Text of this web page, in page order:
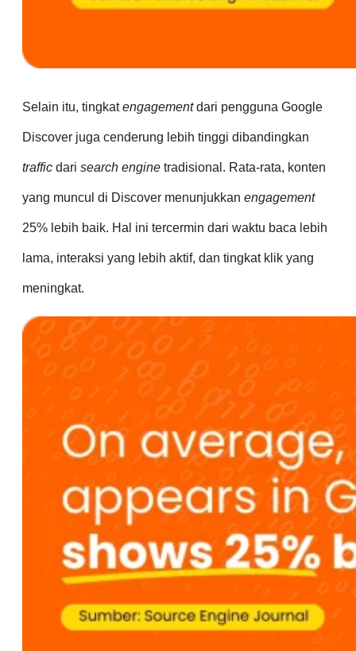
Selain itu, tingkatengagementdari pengguna Google
Discover juga cenderung lebih tinggi dibandingkan
traffic dari search engine tradisional. Rata-rata, konten
yang muncul di Discover menunjukkan engagement
25% lebih baik. Hal ini tercermin dari waktu baca lebih
lama, interaksi yang lebih aktif, dan tingkat klik yang
meningkat.